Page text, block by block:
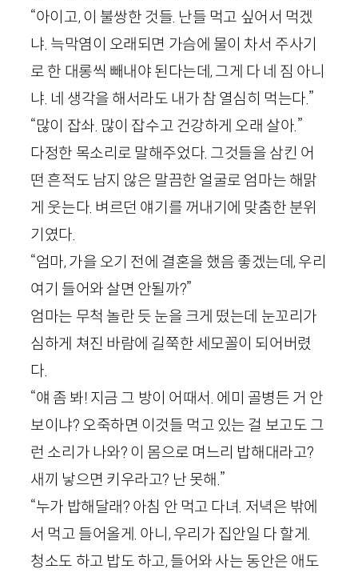
“아이고, 이 불쌍한 것들. 난들 먹고 싶어서 먹겠
냐. 늑막염이 오래되면 가슴에 물이 차서 주사기
로 한 대롱씩 빼내야 된다는데, 그게 다 네 짐 아니
냐. 네 생각을 해서라도 내가 참 열심히 먹는다.”
“많이 잡솨. 많이 잡수고 건강하게 오래 살아.”
다정한 목소리로 말해주었다. 그것들을 삼킨 어
떤 흔적도 남지 않은 말끔한 얼굴로 엄마는 해맑
게 웃는다. 벼르던 얘기를 꺼내기에 맞춤한 분위
기였다.
“엄마, 가을 오기 전에 결혼을 했음 좋겠는데, 우리
여기 들어와 살면 안될까?”
엄마는 무척 놀란 듯 눈을 크게 떴는데 눈꼬리가
심하게 쳐진 바람에 길쭉한 세모꼴이 되어버렸
다.
“얘 좀 봐! 지금 그 방이 어때서. 에미 골병든 거 안
보이냐? 오죽하면 이것들 먹고 있는 걸 보고도 그
런 소리가 나와? 이 몸으로 며느리 밥해대라고?
새끼 낳으면 키우라고? 난 못해.”
“누가 밥해달래? 아침 안 먹고 다녀. 저녁은 밖에
서 먹고 들어올게. 아니, 우리가 집안일 다 할게.
청소도 하고 밥도 하고, 들어와 사는 동안은 애도